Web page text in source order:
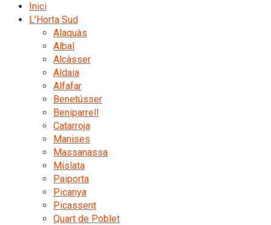
Inici
L’Horta Sud
Alaquàs
Albal
Alcàsser
Aldaia
Alfafar
Benetússer
Beniparrell
Catarroja
Manises
Massanassa
Mislata
Paiporta
Picanya
Picassent
Quart de Poblet